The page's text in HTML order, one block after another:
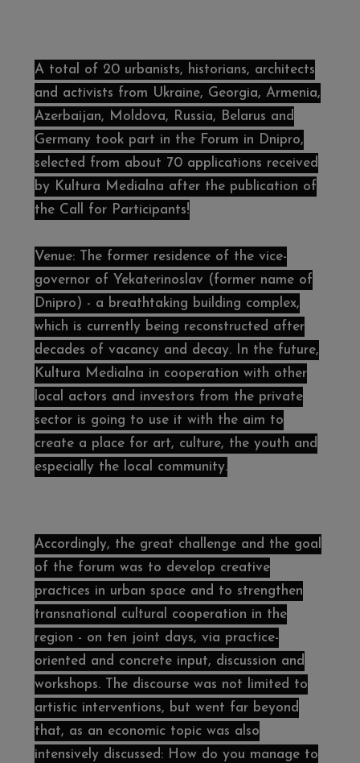
A total of 20 urbanists, historians, architects
and activists from Ukraine, Georgia, Armenia,
Azerbaijan, Moldova, Russia, Belarus and
Germany took part in the Forum in Dnipro,
selected from about 70 applications received
by Kultura Medialna after the publication of
the Call for Participants!
Venue: The former residence of the vice-
governor of Yekaterinoslav (former name of
Dnipro) - a breathtaking building complex,
which is currently being reconstructed after
decades of vacancy and decay. In the future,
Kultura Medialna in cooperation with other
local actors and investors from the private
sector is going to use it with the aim to
create a place for art, culture, the youth and
especially the local community.
Accordingly, the great challenge and the goal
of the forum was to develop creative
practices in urban space and to strengthen
transnational cultural cooperation in the
region - on ten joint days, via practice-
oriented and concrete input, discussion and
workshops. The discourse was not limited to
artistic interventions, but went far beyond
that, as an economic topic was also
intensively discussed: How do you manage to